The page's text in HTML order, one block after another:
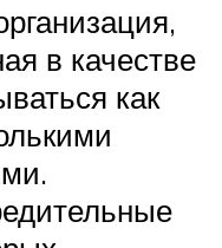
в качестве
как